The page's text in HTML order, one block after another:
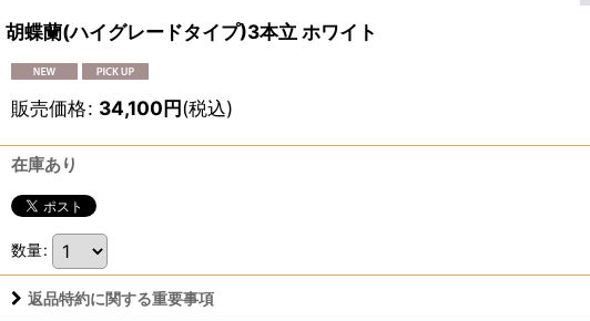
胡蝶蘭(ハイグレードタイプ)3本立 ホワイト
販売価格: 34,100円(税込)
在庫あり
数量:
返品特約に関する重要事項